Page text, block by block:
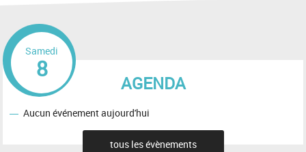
AGENDA
Samedi
8
Aucun événement aujourd'hui
tous les évènements